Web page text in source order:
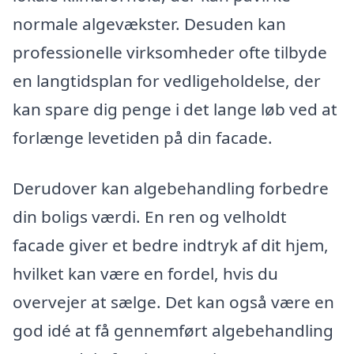
normale algevækster. Desuden kan
professionelle virksomheder ofte tilbyde
en langtidsplan for vedligeholdelse, der
kan spare dig penge i det lange løb ved at
forlænge levetiden på din facade.
Derudover kan algebehandling forbedre
din boligs værdi. En ren og velholdt
facade giver et bedre indtryk af dit hjem,
hvilket kan være en fordel, hvis du
overvejer at sælge. Det kan også være en
god idé at få gennemført algebehandling